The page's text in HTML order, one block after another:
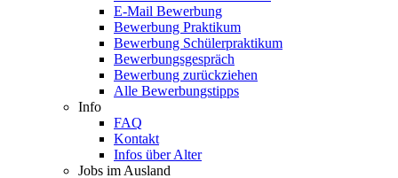
E-Mail Bewerbung
Bewerbung Praktikum
Bewerbung Schülerpraktikum
Bewerbungsgespräch
Bewerbung zurückziehen
Alle Bewerbungstipps
Info
FAQ
Kontakt
Infos über Alter
Jobs im Ausland